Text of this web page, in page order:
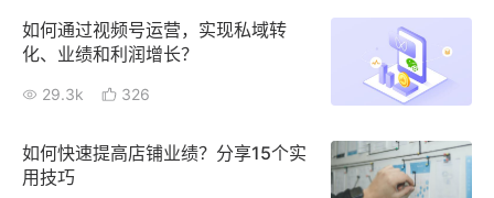
认证服务商 设计服务商
如何通过视频号运营，实现私域转
化、业绩和利润增长？
29.3k 326
如何快速提高店铺业绩？分享15个实
用技巧